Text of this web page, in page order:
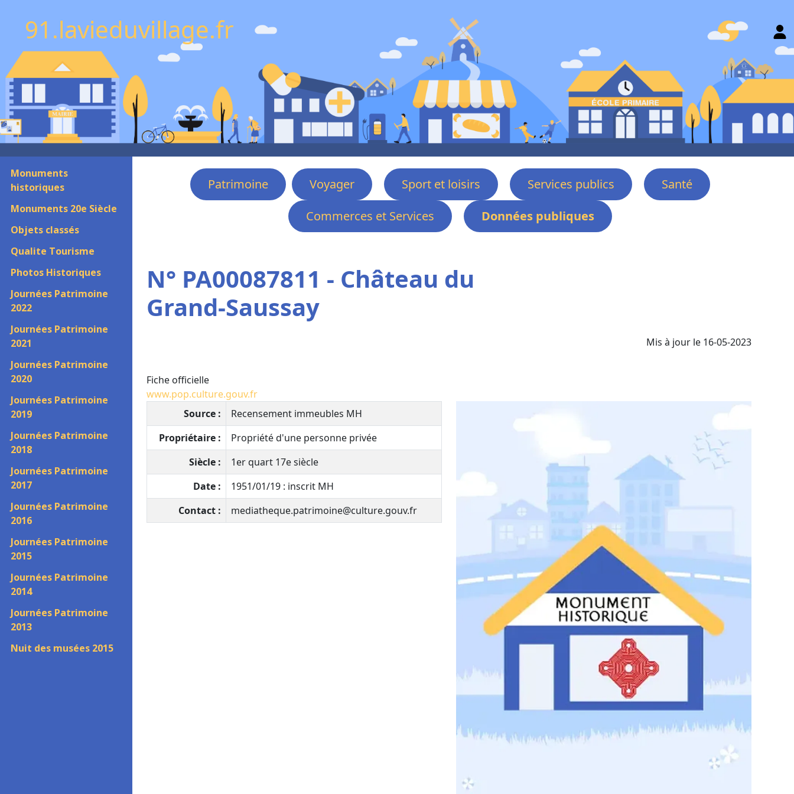
91.lavieduvillage.fr
Monuments
historiques
Monuments 20e Siècle
Objets classés
Qualite Tourisme
Photos Historiques
Journées Patrimoine
2022
Journées Patrimoine
2021
Journées Patrimoine
2020
Journées Patrimoine
2019
Journées Patrimoine
2018
Journées Patrimoine
2017
Journées Patrimoine
2016
Journées Patrimoine
2015
Journées Patrimoine
2014
Journées Patrimoine
2013
Nuit des musées 2015
Patrimoine Voyager Sport et loisirs Services publics
Santé
Commerces et Services
Données publiques
N° PA00087811 - Château du
Grand-Saussay
Mis à jour le 16-05-2023
Fiche officielle
www.pop.culture.gouv.fr
Source :
Recensement immeubles MH
Propriétaire :
Propriété d'une personne privée
Siècle :
1er quart 17e siècle
Date :
1951/01/19 : inscrit MH
Contact :
mediatheque.patrimoine@culture.gouv.fr